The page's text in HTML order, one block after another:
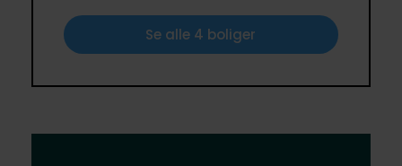
Se alle 4 boliger